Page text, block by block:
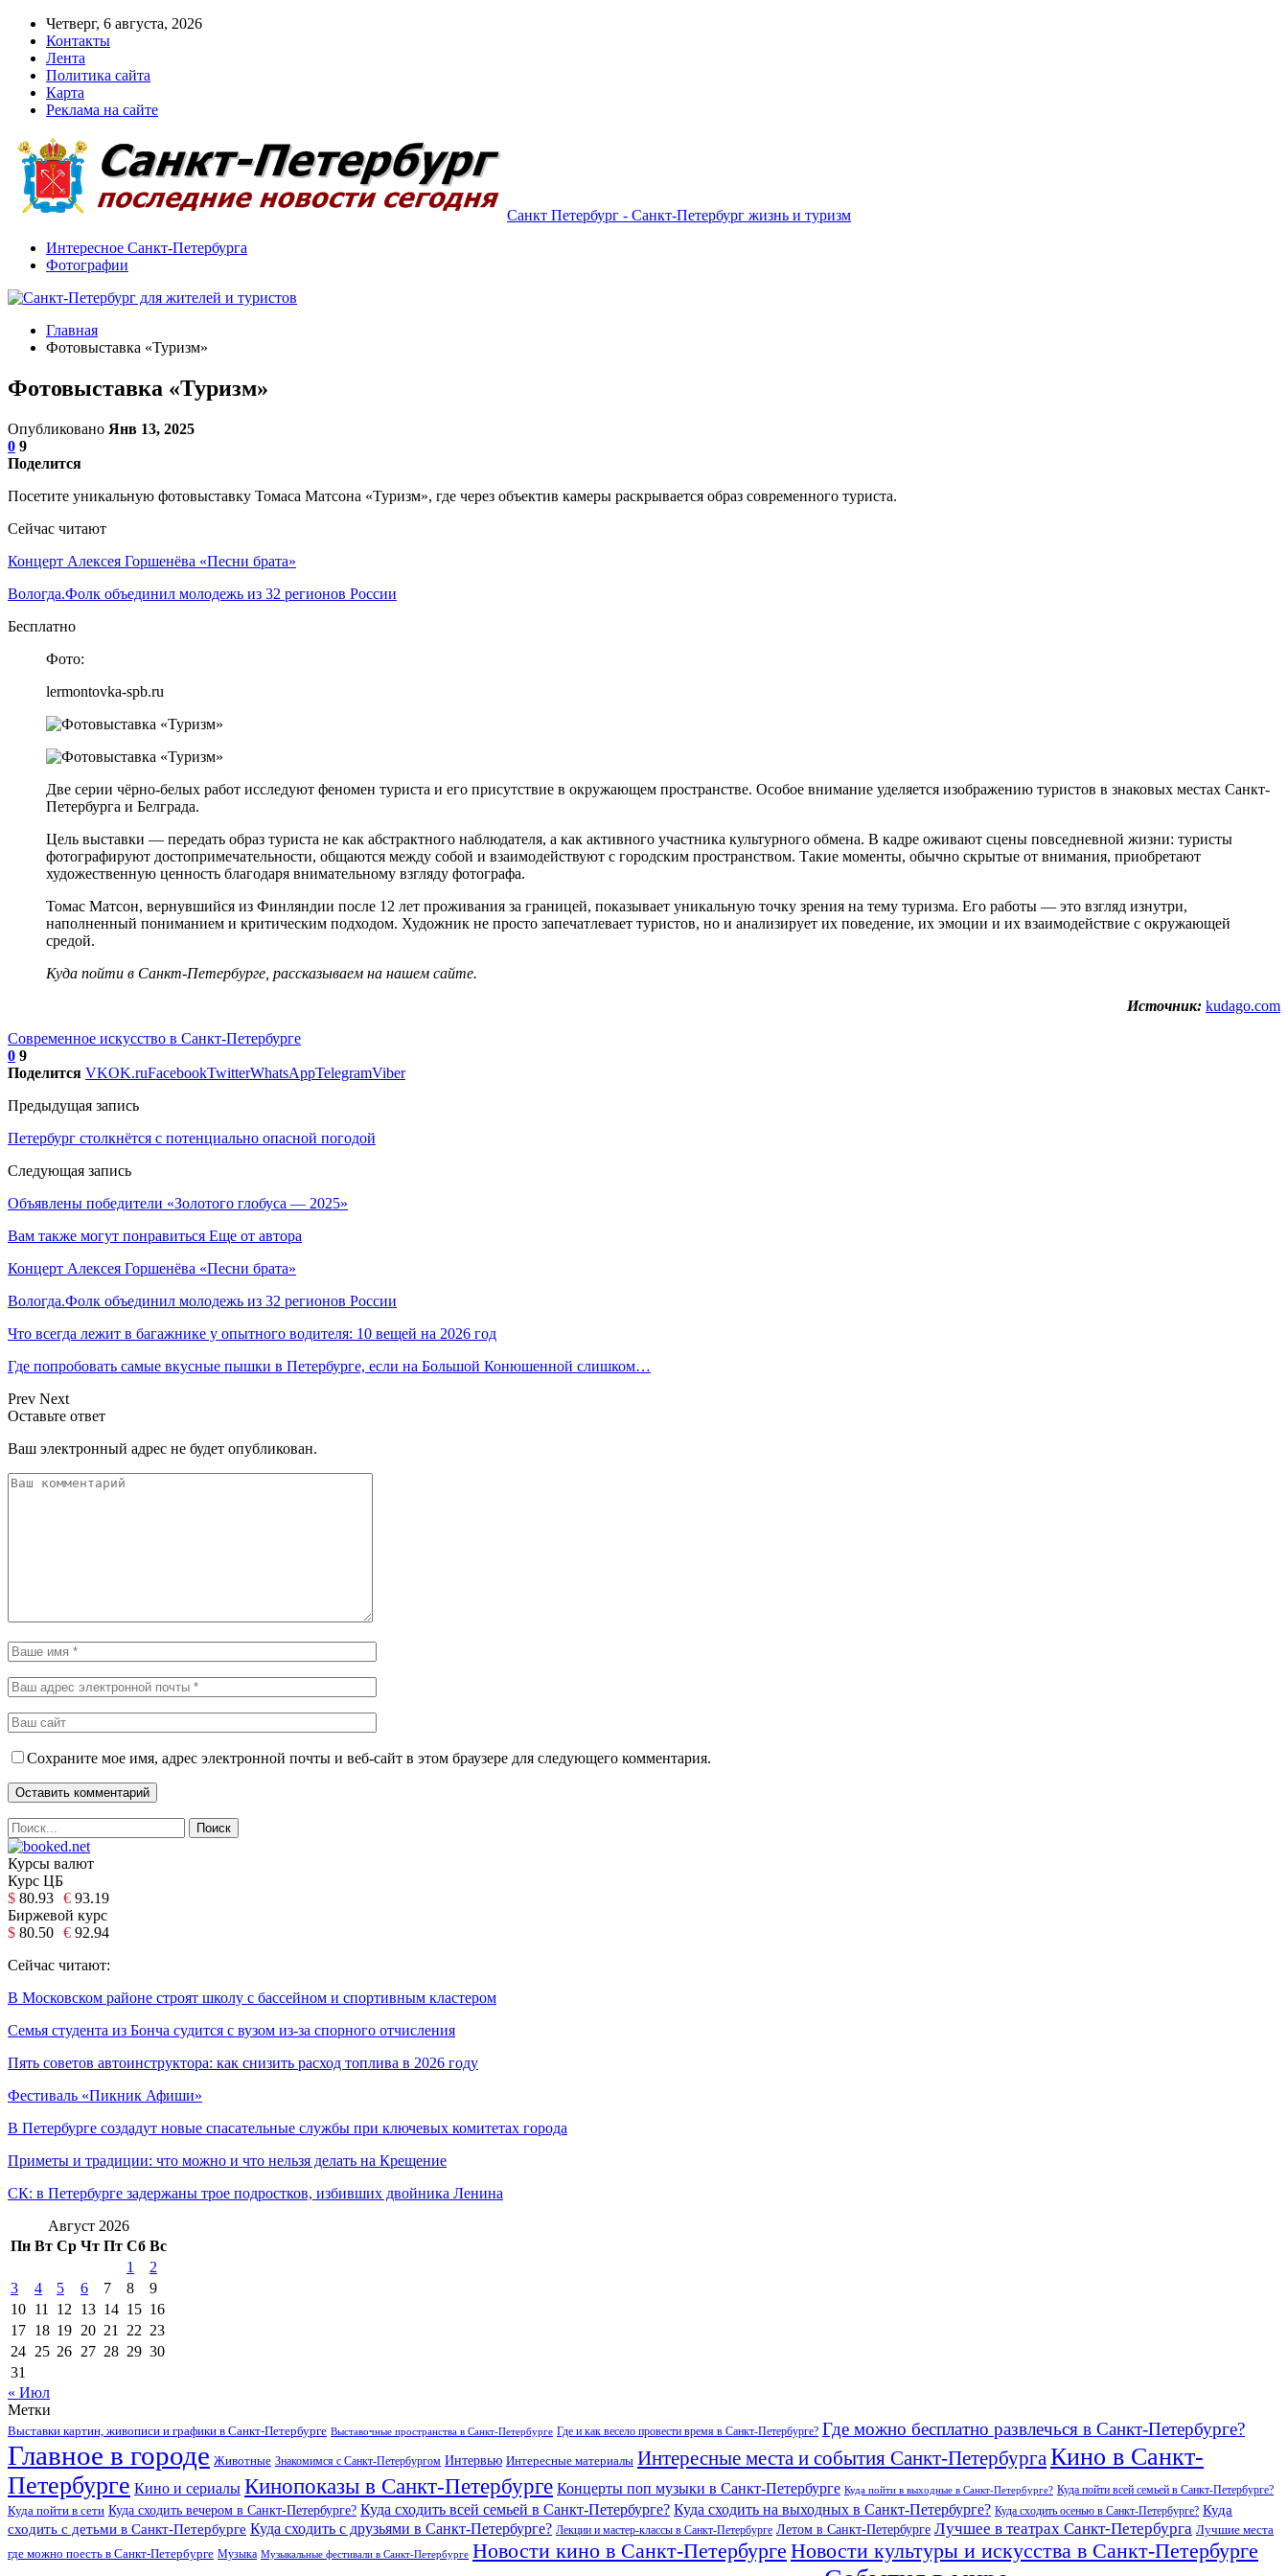
Четверг, 6 августа, 2026
Контакты
Лента
Политика сайта
Карта
Реклама на сайте
Санкт Петербург - Санкт-Петербург жизнь и туризм
Интересное Санкт-Петербурга
Фотографии
Главная
Фотовыставка «Туризм»
Фотовыставка «Туризм»
Опубликовано Янв 13, 2025
0 9
Поделится
Посетите уникальную фотовыставку Томаса Матсона «Туризм», где через объектив камеры раскрывается образ современного туриста.
Сейчас читают
Концерт Алексея Горшенёва «Песни брата»
Вологда.Фолк объединил молодежь из 32 регионов России
Бесплатно
Фото:
lermontovka-spb.ru
Две серии чёрно-белых работ исследуют феномен туриста и его присутствие в окружающем пространстве. Особое внимание уделяется изображению туристов в знаковых местах Санкт-
Петербурга и Белграда.
Цель выставки — передать образ туриста не как абстрактного наблюдателя, а как активного участника культурного обмена. В кадре оживают сцены повседневной жизни: туристы
фотографируют достопримечательности, общаются между собой и взаимодействуют с городским пространством. Такие моменты, обычно скрытые от внимания, приобретают
художественную ценность благодаря внимательному взгляду фотографа.
Томас Матсон, вернувшийся из Финляндии после 12 лет проживания за границей, показывает уникальную точку зрения на тему туризма. Его работы — это взгляд изнутри,
наполненный пониманием и критическим подходом. Художник не просто запечатлевает туристов, но и анализирует их поведение, их эмоции и их взаимодействие с окружающей
средой.
Куда пойти в Санкт-Петербурге, рассказываем на нашем сайте.
Источник: kudago.com
Современное искусство в Санкт-Петербурге
0 9
Поделится VKOK.ruFacebookTwitterWhatsAppTelegramViber
Предыдущая запись
Петербург столкнётся с потенциально опасной погодой
Следующая запись
Объявлены победители «Золотого глобуса — 2025»
Вам также могут понравиться Еще от автора
Концерт Алексея Горшенёва «Песни брата»
Вологда.Фолк объединил молодежь из 32 регионов России
Что всегда лежит в багажнике у опытного водителя: 10 вещей на 2026 год
Где попробовать самые вкусные пышки в Петербурге, если на Большой Конюшенной слишком…
Prev Next
Оставьте ответ
Ваш электронный адрес не будет опубликован.
Сохраните мое имя, адрес электронной почты и веб-сайт в этом браузере для следующего комментария.
Курсы валют
Курс ЦБ
$ 80.93 € 93.19
Биржевой курс
$ 80.50 € 92.94
Сейчас читают:
В Московском районе строят школу с бассейном и спортивным кластером
Семья студента из Бонча судится с вузом из-за спорного отчисления
Пять советов автоинструктора: как снизить расход топлива в 2026 году
Фестиваль «Пикник Афиши»
В Петербурге создадут новые спасательные службы при ключевых комитетах города
Приметы и традиции: что можно и что нельзя делать на Крещение
СК: в Петербурге задержаны трое подростков, избивших двойника Ленина
Август 2026
Пн Вт Ср Чт Пт Сб Вс
1
2
3
4 5 6 7 8
9
10 11 12 13 14 15 16
17 18 19 20 21 22 23
24 25 26 27 28 29 30
31
« Июл
Метки
Выставки картин, живописи и графики в Санкт-Петербурге Выставочные пространства в Санкт-Петербурге Где и как весело провести время в Санкт-Петербурге? Где можно бесплатно развлечься в Санкт-Петербурге?
Главное в городе Животные Знакомимся с Санкт-Петербургом Интервью Интересные материалы Интересные места и события Санкт-Петербурга Кино в Санкт-
Петербурге Кино и сериалы Кинопоказы в Санкт-Петербурге Концерты поп музыки в Санкт-Петербурге Куда пойти в выходные в Санкт-Петербурге? Куда пойти всей семьей в Санкт-Петербурге?
Куда пойти в сети Куда сходить вечером в Санкт-Петербурге? Куда сходить всей семьей в Санкт-Петербурге? Куда сходить на выходных в Санкт-Петербурге? Куда сходить осенью в Санкт-Петербурге? Куда
сходить с детьми в Санкт-Петербурге Куда сходить с друзьями в Санкт-Петербурге? Лекции и мастер-классы в Санкт-Петербурге Летом в Санкт-Петербурге Лучшее в театрах Санкт-Петербурга Лучшие места
где можно поесть в Санкт-Петербурге Музыка Музыкальные фестивали в Санкт-Петербурге Новости кино в Санкт-Петербурге Новости культуры и искусства в Санкт-Петербурге